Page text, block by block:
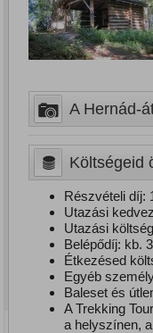
A Hernád-
Költségeid
Részvételi díj:
Utazási
Utazási
Belépődíj: kb.
Étkezésed
Egyéb
Baleset és
A Trekking
a helyszínen,